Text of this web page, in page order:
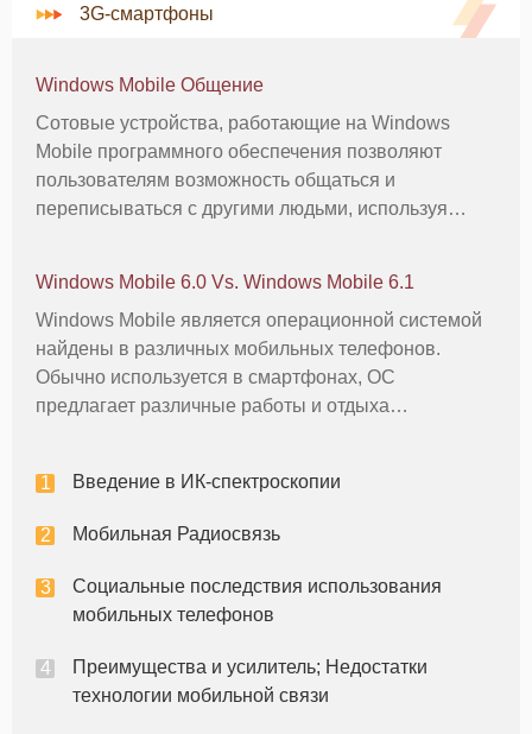
3G-смартфоны
Windows Mobile Общение
Сотовые устройства, работающие на Windows
Mobile программного обеспечения позволяют
пользователям возможность общаться и
переписываться с другими людьми, используя
технологические навыки и знания. Телефонные
звонки Ката
Windows Mobile 6.0 Vs. Windows Mobile 6.1
Windows Mobile является операционной системой
найдены в различных мобильных телефонов.
Обычно используется в смартфонах, ОС
предлагает различные работы и отдыха
Если вы используете телефон с Windows Mobile
Введение в ИК-спектроскопии
Мобильная Радиосвязь
Социальные последствия использования
мобильных телефонов
Преимущества и усилитель; Недостатки
технологии мобильной связи